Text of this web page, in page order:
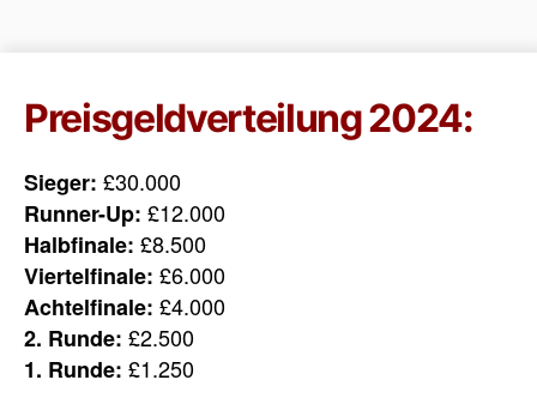
Preisgeldverteilung 2024:
Sieger: £30.000
Runner-Up: £12.000
Halbfinale: £8.500
Viertelfinale: £6.000
Achtelfinale: £4.000
2. Runde: £2.500
1. Runde: £1.250